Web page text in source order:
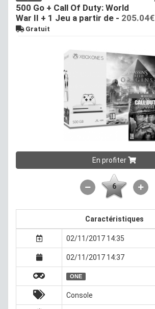
500 Go + Call Of Duty: World
War II + 1 Jeu a partir de - 205.04€
Gratuit
En profiter
6
Caractéristiques
02/11/2017 14:35
02/11/2017 14:37
ONE
Console